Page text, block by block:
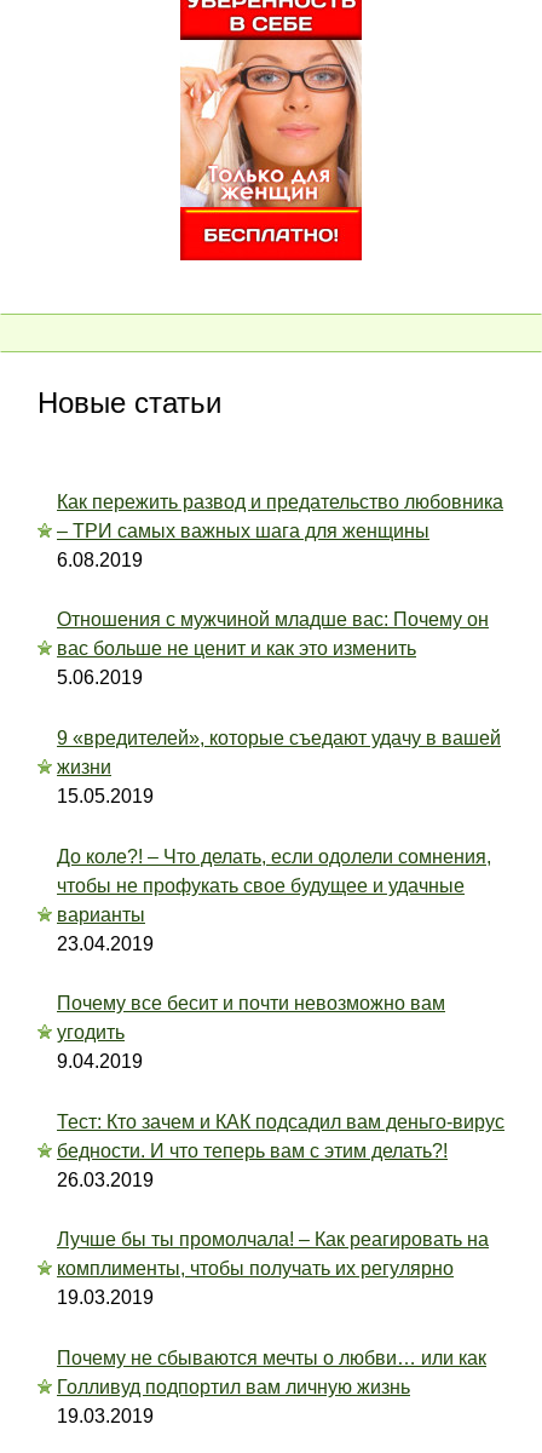
Новые статьи
Как пережить развод и предательство любовника
– ТРИ самых важных шага для женщины
6.08.2019
Отношения с мужчиной младше вас: Почему он
вас больше не ценит и как это изменить
5.06.2019
9 «вредителей», которые съедают удачу в вашей
жизни
15.05.2019
До коле?! – Что делать, если одолели сомнения,
чтобы не профукать свое будущее и удачные
варианты
23.04.2019
Почему все бесит и почти невозможно вам
угодить
9.04.2019
Тест: Кто зачем и КАК подсадил вам деньго-вирус
бедности. И что теперь вам с этим делать?!
26.03.2019
Лучше бы ты промолчала! – Как реагировать на
комплименты, чтобы получать их регулярно
19.03.2019
Почему не сбываются мечты о любви… или как
Голливуд подпортил вам личную жизнь
19.03.2019